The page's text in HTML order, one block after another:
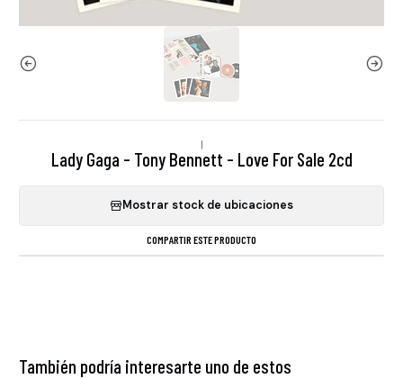
|
Lady Gaga - Tony Bennett - Love For Sale 2cd
Mostrar stock de ubicaciones
COMPARTIR ESTE PRODUCTO
También podría interesarte uno de estos